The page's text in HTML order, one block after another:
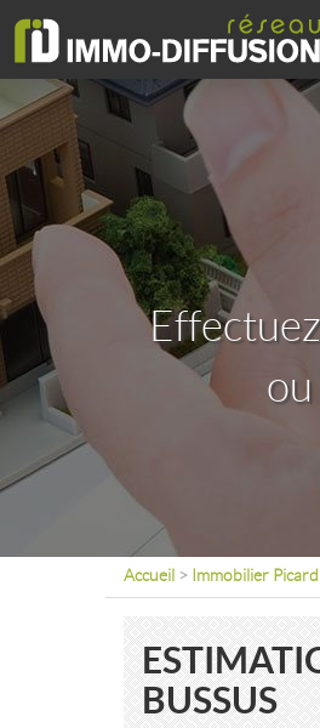
Accueil > Immobilier
BUSSUS